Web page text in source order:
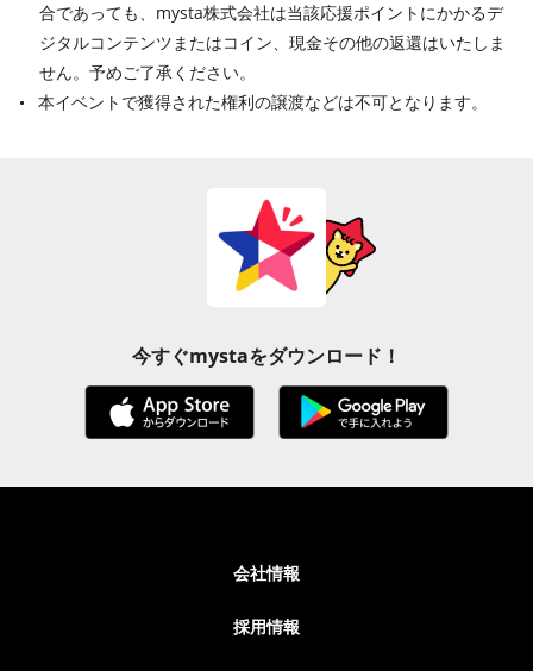
合であっても、mysta株式会社は当該応援ポイントにかかるデ
ジタルコンテンツまたはコイン、現金その他の返還はいたしま
せん。予めご了承ください。
本イベントで獲得された権利の譲渡などは不可となります。
今すぐmystaをダウンロード！
会社情報
採用情報